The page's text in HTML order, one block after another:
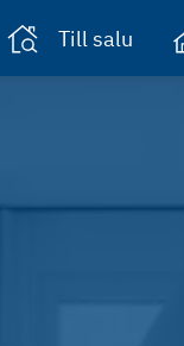
Till salu